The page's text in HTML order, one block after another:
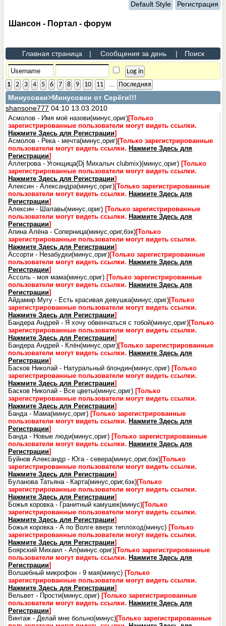
Default Style Регистрация
Шансон - Портал - форум
Главная страница | Сообщения за день | Поиск
1 2 3 4 5 6 7 8 9 10 11 Последняя
Минусовки>Минусовки от Серёги!!!
shansone777 04:10 13.03.2010
Асмолов - Имя моё назови(минус,ориг)[Только
зарегистрированные пользователи могут видеть ссылки.
Нажмите Здесь для Регистрации]
Асмолов - Река - мечта(минус,ориг)[Только зарегистрированные
пользователи могут видеть ссылки. Нажмите Здесь для
Регистрации]
Аллегрова - Угонщица(Dj Михалыч clubmix)(минус,ориг) [Только
зарегистрированные пользователи могут видеть ссылки.
Нажмите Здесь для Регистрации]
Алексин - Александра(минус,ориг)[Только зарегистрированные
пользователи могут видеть ссылки. Нажмите Здесь для
Регистрации]
Алексин - Шалавы(минус,ориг) [Только зарегистрированные
пользователи могут видеть ссылки. Нажмите Здесь для
Регистрации]
Апина Алёна - Соперница(минус,ориг,бэк)[Только
зарегистрированные пользователи могут видеть ссылки.
Нажмите Здесь для Регистрации]
Ассорти - Незабудки(минус,ориг)[Только зарегистрированные
пользователи могут видеть ссылки. Нажмите Здесь для
Регистрации]
Ассоль - моя мама(минус,ориг) [Только зарегистрированные
пользователи могут видеть ссылки. Нажмите Здесь для
Регистрации]
Айдамир Мугу - Есть красивая девушка(минус,ориг)[Только
зарегистрированные пользователи могут видеть ссылки.
Нажмите Здесь для Регистрации]
Бандера Андрей - Я хочу обвенчаться с тобой(минус,ориг)[Только
зарегистрированные пользователи могут видеть ссылки.
Нажмите Здесь для Регистрации]
Бандера Андрей - Клён(минус,ориг)[Только зарегистрированные
пользователи могут видеть ссылки. Нажмите Здесь для
Регистрации]
Басков Николай - Натуральный блондин(минус,ориг) [Только
зарегистрированные пользователи могут видеть ссылки.
Нажмите Здесь для Регистрации]
Басков Николай - Все цветы(минус,ориг) [Только
зарегистрированные пользователи могут видеть ссылки.
Нажмите Здесь для Регистрации]
Банда - Мама(минус,ориг) [Только зарегистрированные
пользователи могут видеть ссылки. Нажмите Здесь для
Регистрации]
Банда - Новые люди(минус,ориг) [Только зарегистрированные
пользователи могут видеть ссылки. Нажмите Здесь для
Регистрации]
Буйнов Александр - Юга - севера(минус,ориг,бэк)[Только
зарегистрированные пользователи могут видеть ссылки.
Нажмите Здесь для Регистрации]
Буланова Татьяна - Карта(минус,ориг,бэк)[Только
зарегистрированные пользователи могут видеть ссылки.
Нажмите Здесь для Регистрации]
Божья коровка - Гранитный камушек(минус)[Только
зарегистрированные пользователи могут видеть ссылки.
Нажмите Здесь для Регистрации]
Божья коровка - А по Волге вверх теплоход(минус) [Только
зарегистрированные пользователи могут видеть ссылки.
Нажмите Здесь для Регистрации]
Боярский Михаил - Ап(минус.ориг)[Только зарегистрированные
пользователи могут видеть ссылки. Нажмите Здесь для
Регистрации]
Волшебный микрофон - 9 мая(минус) [Только
зарегистрированные пользователи могут видеть ссылки.
Нажмите Здесь для Регистрации]
Вельвет - Прости(минус,ориг) [Только зарегистрированные
пользователи могут видеть ссылки. Нажмите Здесь для
Регистрации]
Винтаж - Делай мне больно(минус)[Только зарегистрированные